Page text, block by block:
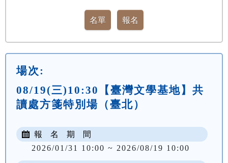
場次:
08/19(三)10:30【臺灣文學基地】共
讀處方箋特別場（臺北）
報 名 期 間
2026/01/31 10:00 ~ 2026/08/19 10:00